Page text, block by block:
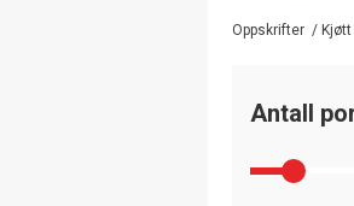
Oppskrifter / Kjøtt
Antall